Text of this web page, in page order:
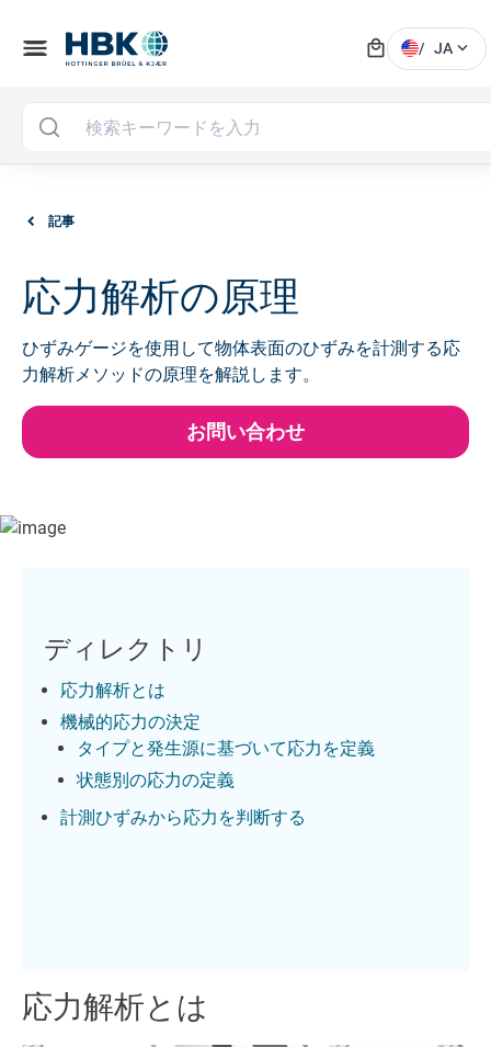
menu local_mall / JA expand_more
記事
応力解析の原理
ひずみゲージを使用して物体表面のひずみを計測する応
力解析メソッドの原理を解説します。
お問い合わせ
ディレクトリ
応力解析とは
機械的応力の決定
タイプと発生源に基づいて応力を定義
状態別の応力の定義
計測ひずみから応力を判断する
応力解析とは